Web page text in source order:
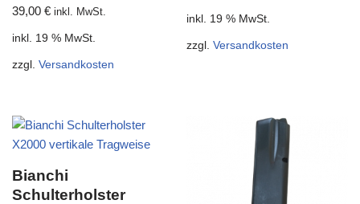
39,00 € inkl. MwSt.
inkl. 19 % MwSt.
zzgl. Versandkosten
inkl. 19 % MwSt.
zzgl.Versandkosten
Bianchi
Schulterholster